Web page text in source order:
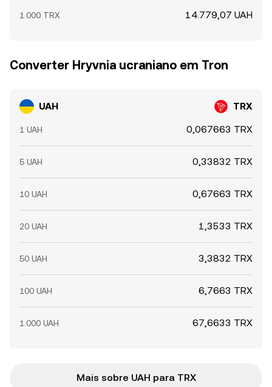
1.000 TRX 14.779,07 UAH
Converter Hryvnia ucraniano em Tron
UAH TRX
1 UAH 0,067663 TRX
5 UAH 0,33832 TRX
10 UAH 0,67663 TRX
20 UAH 1,3533 TRX
50 UAH 3,3832 TRX
100 UAH 6,7663 TRX
1.000 UAH 67,6633 TRX
Mais sobre UAH para TRX